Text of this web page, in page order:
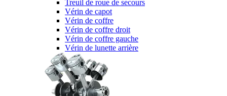
Treuil de roue de secours
Vérin de capot
Vérin de coffre
Vérin de coffre droit
Vérin de coffre gauche
Vérin de lunette arrière